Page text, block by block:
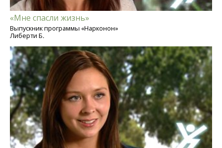
«Мне спасли жизнь»
Выпускник программы «Нарконон»
Либерти Б.